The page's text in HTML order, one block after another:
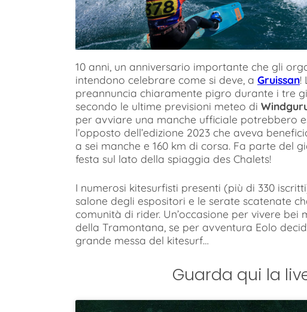
10 anni, un anniversario importante che gli
intendono celebrare come si deve, a Gruissan!
preannuncia chiaramente pigro durante i tre
secondo le ultime previsioni meteo di
per avviare una manche ufficiale potrebbero
l’opposto dell’edizione 2023 che aveva
a sei manche e 160 km di corsa. Fa parte del
festa sul lato della spiaggia des Chalets!
I numerosi kitesurfisti presenti (più di 330
salone degli espositori e le serate scatenate
comunità di rider. Un’occasione per vivere
della Tramontana, se per avventura Eolo
grande messa del kitesurf…
Guarda qui la